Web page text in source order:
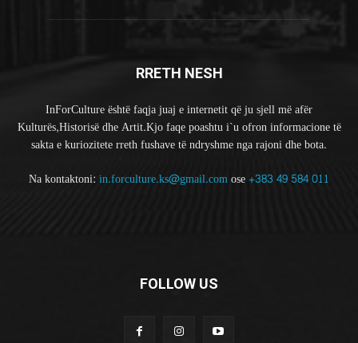
RRETH NESH
InForCulture është faqja juaj e internetit që ju sjell më afër
Kulturës,Historisë dhe Artit.Kjo faqe poashtu i`u ofron informacione të
sakta e kuriozitete rreth fushave të ndryshme nga rajoni dhe bota.
Na kontaktoni: in.forculture.ks@gmail.comose+383 49 584 011
FOLLOW US